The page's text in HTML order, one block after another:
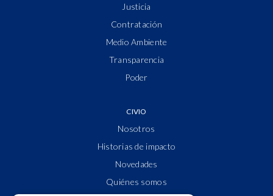
Justicia
Contratación
Medio Ambiente
Transparencia
Poder
CIVIO
Nosotros
Historias de impacto
Novedades
Quiénes somos